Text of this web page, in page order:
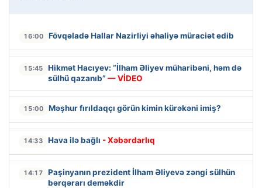
16:00 Fövqəladə Hallar Nazirliyi əhaliyə müraciət edib
15:45
Hikmət Hacıyev: “İlham Əliyev müharibəni, həm də
sülhü qazanıb” — VİDEO
15:00 Məşhur fırıldaqçı görün kimin kürəkəni imiş?
14:33 Hava ilə bağlı - Xəbərdarlıq
14:17
Paşinyanın prezident İlham Əliyevə zəngi sülhün
bərqərarı deməkdir